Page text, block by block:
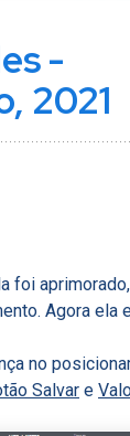
-
2021
foi
Agora ela
no
Salvar e